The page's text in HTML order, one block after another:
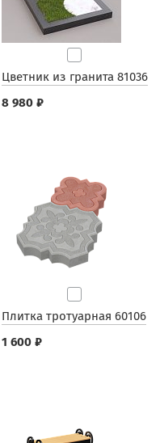
Цветник из гранита 81036
8 980 ₽
Плитка тротуарная 60106
1 600 ₽